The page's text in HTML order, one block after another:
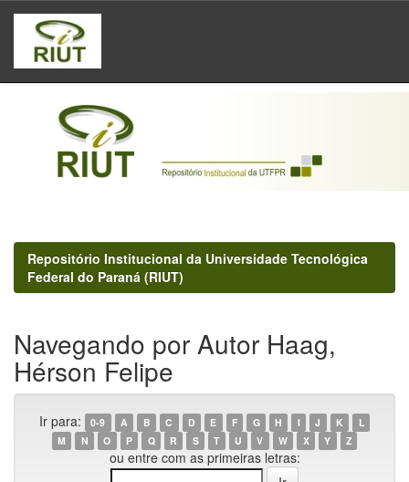
Skip
navigation
Repositório Institucional da Universidade Tecnológica
Federal do Paraná (RIUT)
Navegando por Autor Haag,
Hérson Felipe
Ir para: 0-9 A B C D E F G H I J K
L
M
N O P Q R S T U V W X Y Z
ou entre com as primeiras letras: